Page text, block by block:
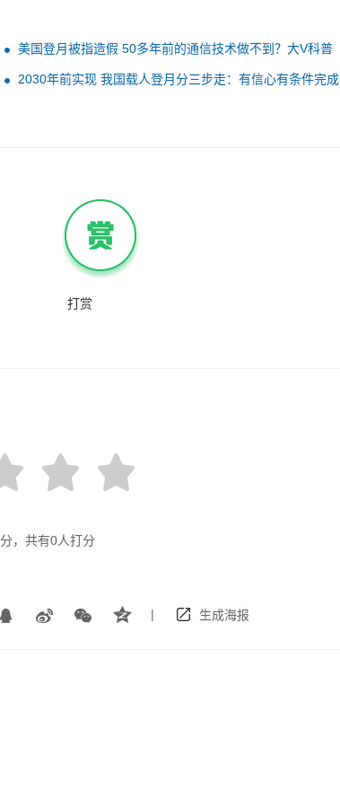
美国登月被指造假 50多年前的通信技术做不到？大V科普
2030年前实现 我国载人登月分三步走：有信心有条件完成
打赏
分，共有0人打分
| 生成海报